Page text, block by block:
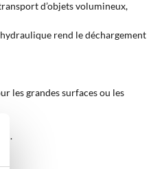
d’objets volumineux,
rend le déchargement
les grandes surfaces ou les